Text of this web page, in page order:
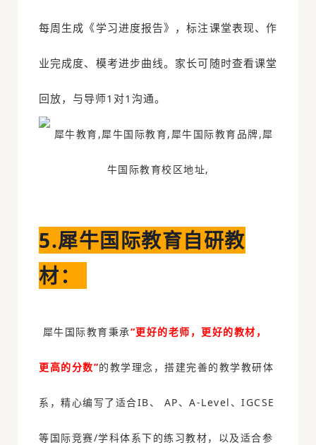
每周生成《学习进度报告》，标注课堂表现、作
业完成度、模考进步曲线。家长可随时查看课堂
回放，与导师1对1沟通。
5.犀牛国际教育自研教
材：
犀牛国际教育秉承“更好的老师，更好的教材，
更高的分数”的教学理念，搭建完善的教学教研体
系，精心编写了适合IB、 AP、A-Level、IGCSE
等国际竞赛/学科体系下的练习教材，以及适合参